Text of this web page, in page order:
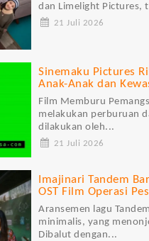
dan Limelight Pictures,
21 Juli 2026
Sinemaku Pictures
Anak-Anak dan
Film Memburu
melakukan perburuan
dilakukan oleh...
21 Juli 2026
Imajinari Tandem
OST Film Operasi
Aransemen lagu
minimalis, yang
Dibalut dengan...